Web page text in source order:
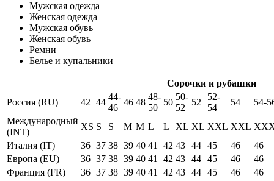
Мужская одежда
Женская одежда
Мужская обувь
Женская обувь
Ремни
Белье и купальники
Сорочки и рубашки
Россия (RU)
42 44
44-
46
46 48
48-
50
50
50-
52
52
52-
54
54
54-
Международный
(INT)
XS S S M M L L XL XL XXL XXL
Италия (IT)
36 37 38 39 40 41 42 43 44 45 46
46
Европа (EU)
36 37 38 39 40 41 42 43 44 45 46
46
Франция (FR)
36 37 38 39 40 41 42 43 44 45 46
46